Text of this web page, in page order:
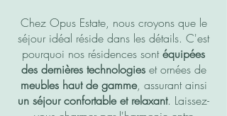
Chez Opus Estate, nous croyons que le
séjour idéal réside dans les détails. C'est
pourquoi nos résidences sontéquipées
des dernières technologieset ornées de
meubles haut de gamme, assurant ainsi
un séjour confortable et relaxant. Laissez-